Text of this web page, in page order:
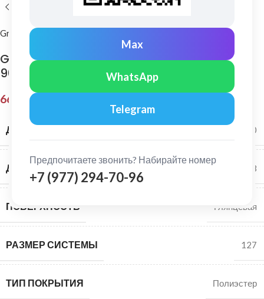
Max
WhatsApp
Telegram
Предпочитаете звонить? Набирайте номер
+7 (977) 294-70-96
Grand Line
Grand Line: Угол желоба прямоуг внутренний
90гр Vortex Pe RR 32
669,00
ДИАМЕТР ЖЕЛОБА 126*100
ДИАМЕТР ТРУБЫ 102*78
ПОВЕРХНОСТЬ Глянцевая
РАЗМЕР СИСТЕМЫ 127
ТИП ПОКРЫТИЯ Полиэстер